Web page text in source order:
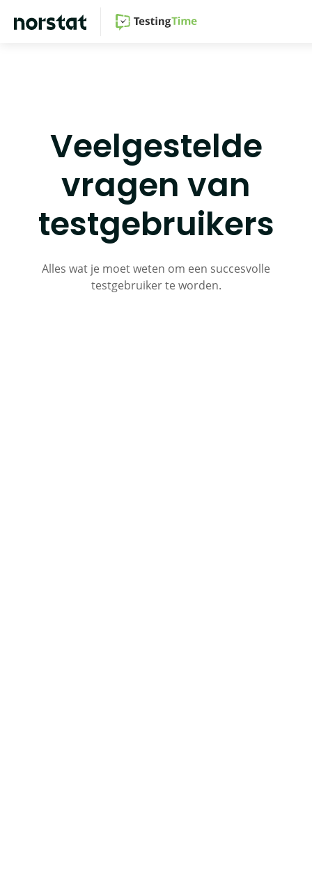
Ga
naar
Ga
naar
Ga
naar
Ga
naar
Veelgestelde
vragen van
testgebruikers
Alles wat je moet weten om een succesvolle
testgebruiker te worden.